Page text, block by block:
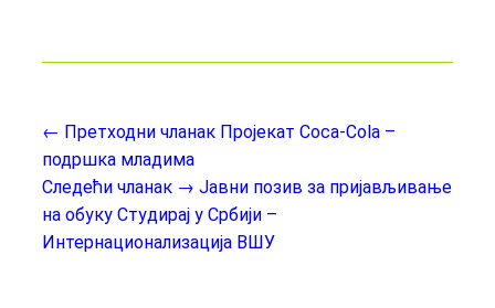
← Претходни чланак Пројекат Coca-Cola –
подршка младима
Следећи чланак → Јавни позив за пријављивање
на обуку Студирај у Србији –
Интернационализација ВШУ